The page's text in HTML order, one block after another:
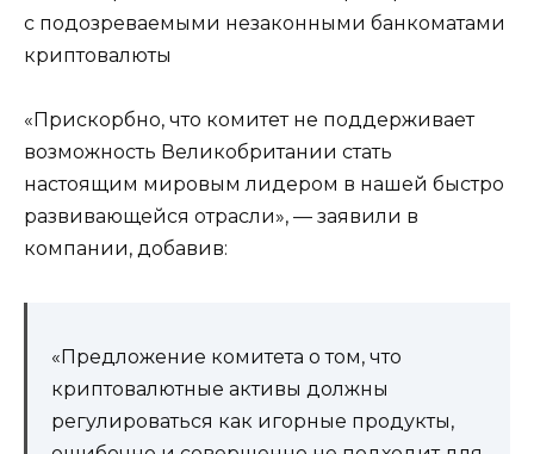
с подозреваемыми незаконными банкоматами
криптовалюты
«Прискорбно, что комитет не поддерживает
возможность Великобритании стать
настоящим мировым лидером в нашей быстро
развивающейся отрасли», — заявили в
компании, добавив:
«Предложение комитета о том, что
криптовалютные активы должны
регулироваться как игорные продукты,